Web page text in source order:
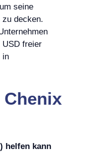
seine
decken.
USD freier
in
Chenix
helfen kann